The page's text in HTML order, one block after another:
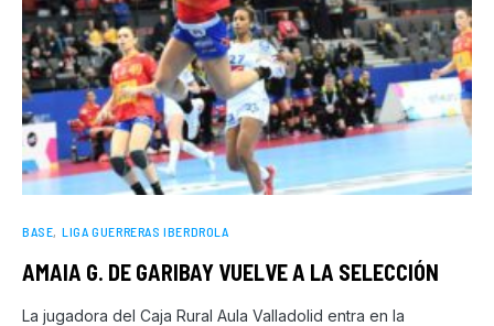
BASE LIGA GUERRERAS IBERDROLA
AMAIA G. DE GARIBAY VUELVE A LA SELECCIÓN
La jugadora del Caja Rural Aula Valladolid entra en la